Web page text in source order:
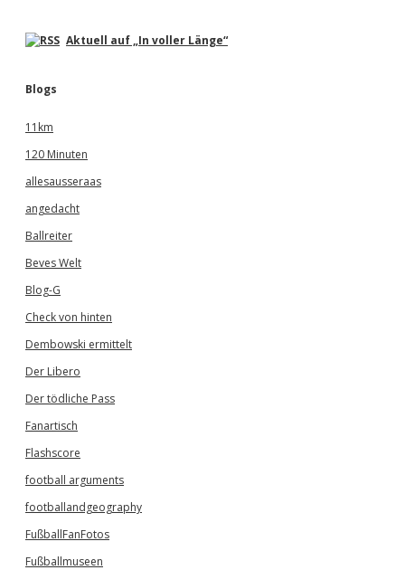
Aktuell auf „In voller Länge“
Blogs
11km
120 Minuten
allesausseraas
angedacht
Ballreiter
Beves Welt
Blog-G
Check von hinten
Dembowski ermittelt
Der Libero
Der tödliche Pass
Fanartisch
Flashscore
football arguments
footballandgeography
FußballFanFotos
Fußballmuseen